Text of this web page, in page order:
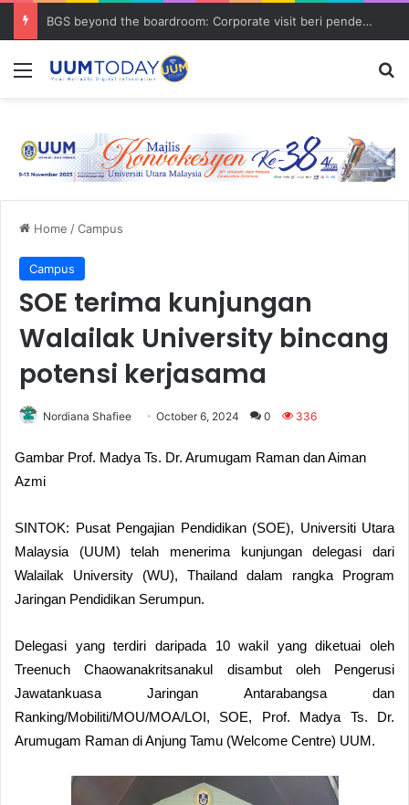
BGS beyond the boardroom: Corporate visit beri pendedahan dunia korporat kepada PELAJAR UUM
Menu
Home /Campus
Campus
SOE terima kunjungan
Walailak University bincang
potensi kerjasama
Nordiana Shafiee October 6, 2024 0 336
Gambar Prof. Madya Ts. Dr. Arumugam Raman dan Aiman
Azmi
SINTOK: Pusat Pengajian Pendidikan (SOE), Universiti Utara
Malaysia (UUM) telah menerima kunjungan delegasi dari
Walailak University (WU), Thailand dalam rangka Program
Jaringan Pendidikan Serumpun.
Delegasi yang terdiri daripada 10 wakil yang diketuai oleh
Treenuch Chaowanakritsanakul disambut oleh Pengerusi
Jawatankuasa Jaringan Antarabangsa dan
Ranking/Mobiliti/MOU/MOA/LOI, SOE, Prof. Madya Ts. Dr.
Arumugam Raman di Anjung Tamu (Welcome Centre) UUM.